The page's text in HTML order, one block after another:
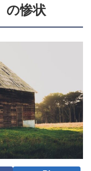
の惨状